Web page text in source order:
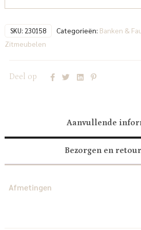
SKU: 230158 Categorieën: Banken &
Zitmeubelen
Deel op
Aanvullende
Bezorgen en
Afmetingen